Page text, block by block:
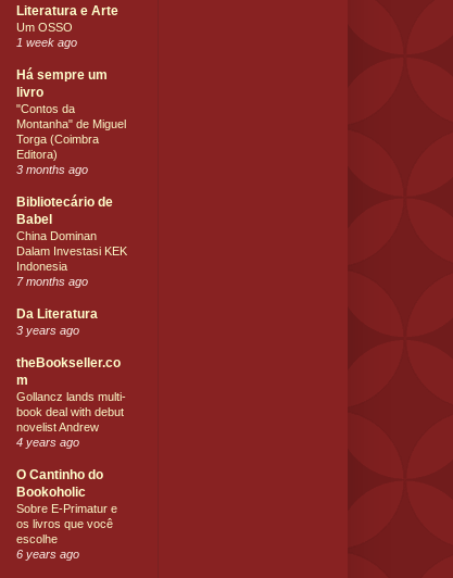
Literatura e Arte
Um OSSO
1 week ago
Há sempre um
livro
"Contos da
Montanha" de Miguel
Torga (Coimbra
Editora)
3 months ago
Bibliotecário de
Babel
China Dominan
Dalam Investasi KEK
Indonesia
7 months ago
Da Literatura
3 years ago
theBookseller.co
m
Gollancz lands multi-
book deal with debut
novelist Andrew
4 years ago
O Cantinho do
Bookoholic
Sobre E-Primatur e
os livros que você
escolhe
6 years ago